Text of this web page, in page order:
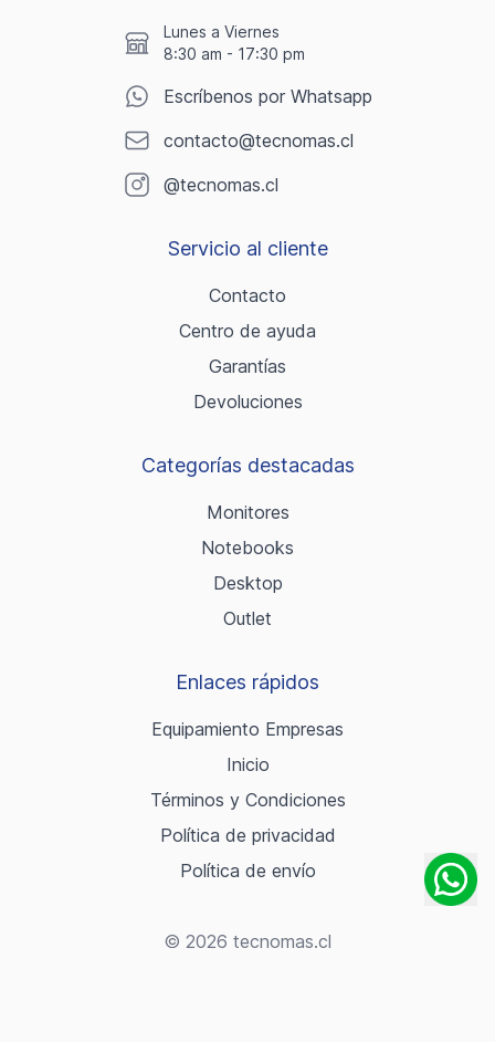
Lunes a Viernes
8:30 am - 17:30 pm
Escríbenos por Whatsapp
contacto@tecnomas.cl
@tecnomas.cl
Servicio al cliente
Contacto
Centro de ayuda
Garantías
Devoluciones
Categorías destacadas
Monitores
Notebooks
Desktop
Outlet
Enlaces rápidos
Equipamiento Empresas
Inicio
Términos y Condiciones
Política de privacidad
Política de envío
© 2026 tecnomas.cl